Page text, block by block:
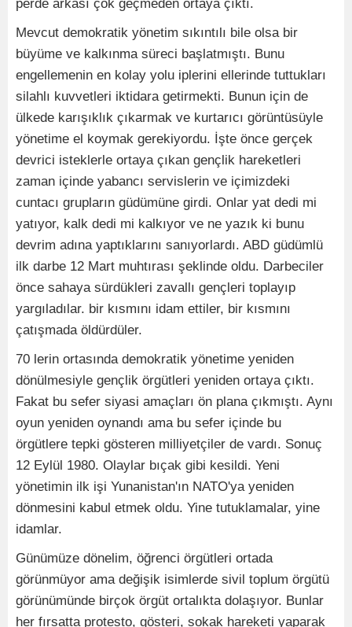
perde arkası çok geçmeden ortaya çıktı.
Mevcut demokratik yönetim sıkıntılı bile olsa bir
büyüme ve kalkınma süreci başlatmıştı. Bunu
engellemenin en kolay yolu iplerini ellerinde tuttukları
silahlı kuvvetleri iktidara getirmekti. Bunun için de
ülkede karışıklık çıkarmak ve kurtarıcı görüntüsüyle
yönetime el koymak gerekiyordu. İşte önce gerçek
devrici isteklerle ortaya çıkan gençlik hareketleri
zaman içinde yabancı servislerin ve içimizdeki
cuntacı grupların güdümüne girdi. Onlar yat dedi mi
yatıyor, kalk dedi mi kalkıyor ve ne yazık ki bunu
devrim adına yaptıklarını sanıyorlardı. ABD güdümlü
ilk darbe 12 Mart muhtırası şeklinde oldu. Darbeciler
önce sahaya sürdükleri zavallı gençleri toplayıp
yargıladılar. bir kısmını idam ettiler, bir kısmını
çatışmada öldürdüler.
70 lerin ortasında demokratik yönetime yeniden
dönülmesiyle gençlik örgütleri yeniden ortaya çıktı.
Fakat bu sefer siyasi amaçları ön plana çıkmıştı. Aynı
oyun yeniden oynandı ama bu sefer içinde bu
örgütlere tepki gösteren milliyetçiler de vardı. Sonuç
12 Eylül 1980. Olaylar bıçak gibi kesildi. Yeni
yönetimin ilk işi Yunanistan'ın NATO'ya yeniden
dönmesini kabul etmek oldu. Yine tutuklamalar, yine
idamlar.
Günümüze dönelim, öğrenci örgütleri ortada
görünmüyor ama değişik isimlerde sivil toplum örgütü
görünümünde birçok örgüt ortalıkta dolaşıyor. Bunlar
her fırsatta protesto, gösteri, sokak hareketi yaparak